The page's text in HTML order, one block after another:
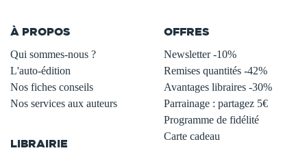
À PROPOS
Qui sommes-nous ?
L'auto-édition
Nos fiches conseils
Nos services aux auteurs
LIBRAIRIE
OFFRES
Newsletter -10%
Remises quantités -42%
Avantages libraires -30%
Parrainage : partagez 5€
Programme de fidélité
Carte cadeau